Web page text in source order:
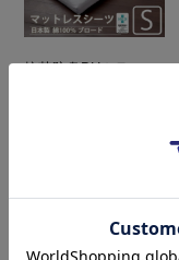
抗菌防臭BHカラー